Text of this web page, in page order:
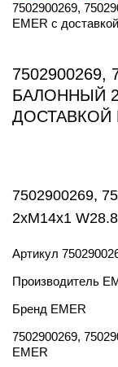
7502900269,
EMER с
7502900269,
БАЛОННЫЙ
7502900269,
2хМ14х1
Артикул
Производитель
Бренд EMER
7502900269,
EMER